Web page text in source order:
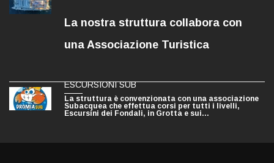
La nostra struttura collabora con
una Associazione Turistica
ESCURSIONI SUB
La struttura è convenzionata con una associazione
Subacquea che effettua corsi per tutti i livelli,
Escursini dei Fondali, in Grotta e sui...